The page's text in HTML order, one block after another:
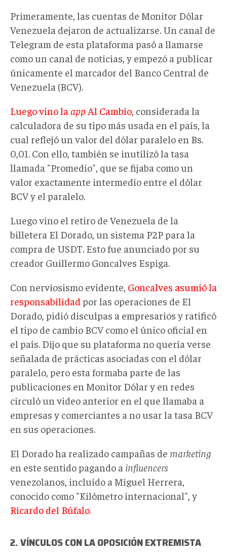
Primeramente, las cuentas de Monitor Dólar
Venezuela dejaron de actualizarse. Un canal de
Telegram de esta plataforma pasó a llamarse
como un canal de noticias, y empezó a publicar
únicamente el marcador del Banco Central de
Venezuela (BCV).
Luego vino la app Al Cambio , considerada la
calculadora de su tipo más usada en el país, la
cual reflejó un valor del dólar paralelo en Bs.
0,01. Con ello, también se inutilizó la tasa
llamada "Promedio", que se fijaba como un
valor exactamente intermedio entre el dólar
BCV y el paralelo.
Luego vino el retiro de Venezuela de la
billetera El Dorado, un sistema P2P para la
compra de USDT. Esto fue anunciado por su
creador Guillermo Goncalves Espiga.
Con nerviosismo evidente, Goncalves asumió la
responsabilidad por las operaciones de El
Dorado, pidió disculpas a empresarios y ratificó
el tipo de cambio BCV como el único oficial en
el país. Dijo que su plataforma no quería verse
señalada de prácticas asociadas con el dólar
paralelo, pero esta formaba parte de las
publicaciones en Monitor Dólar y en redes
circuló un video anterior en el que llamaba a
empresas y comerciantes a no usar la tasa BCV
en sus operaciones.
El Dorado ha realizado campañas de marketing
en este sentido pagando a influencers
venezolanos, incluido a Miguel Herrera,
conocido como "Kilómetro internacional", y
Ricardo del Búfalo.
2. VÍNCULOS CON LA OPOSICIÓN EXTREMISTA